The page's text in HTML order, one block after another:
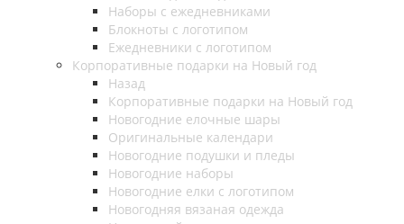
Наборы с ежедневниками
Блокноты с логотипом
Ежедневники с логотипом
Корпоративные подарки на Новый год
Назад
Корпоративные подарки на Новый год
Новогодние елочные шары
Оригинальные календари
Новогодние подушки и пледы
Новогодние наборы
Новогодние елки с логотипом
Новогодняя вязаная одежда